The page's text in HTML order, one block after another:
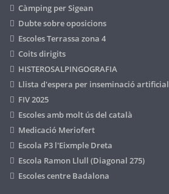
Càmping per Sigean
Dubte sobre oposicions
Escoles Terrassa zona 4
Coits dirigits
HISTEROSALPINGOGRAFIA
Llista d'espera per inseminació artificial
FIV 2025
Escoles amb molt ús del català
Medicació Meriofert
Escola P3 l'Eixmple Dreta
Escola Ramon Llull (Diagonal 275)
Escoles centre Badalona